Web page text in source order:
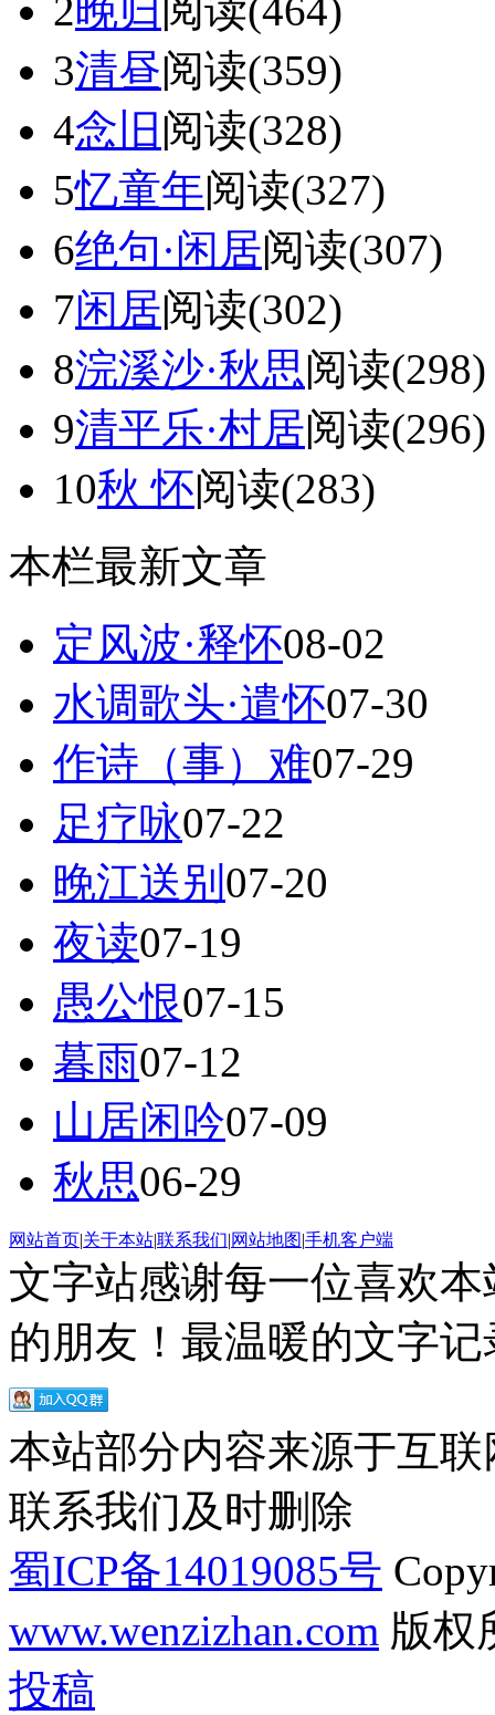
2晚归 阅读(464)
3清昼阅读(359)
4念旧 阅读(328)
5忆童年阅读(327)
6绝句·闲居阅读(307)
7闲居阅读(302)
8浣溪沙·秋思阅读(298)
9清平乐·村居阅读(296)
10秋 怀阅读(283)
本栏最新文章
定风波·释怀08-02
水调歌头·遣怀07-30
作诗（事）难07-29
足疗咏07-22
晚江送别 07-20
夜读07-19
愚公恨07-15
暮雨07-12
山居闲吟07-09
秋思06-29
网站首页|关于本站|联系我们|网站地图|手机客户端
文字站感谢每一位喜欢
的朋友！最温暖的文字
本站部分内容来源于互
联系我们及时删除
蜀ICP备14019085号
www.wenzizhan.com 版权
投稿